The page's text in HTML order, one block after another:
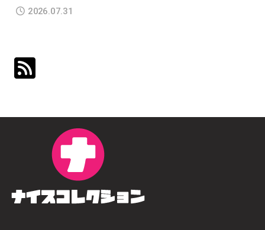
2026.07.31